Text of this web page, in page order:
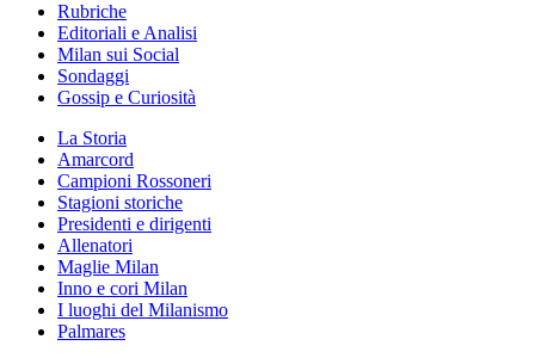
Rubriche
Editoriali e Analisi
Milan sui Social
Sondaggi
Gossip e Curiosità
La Storia
Amarcord
Campioni Rossoneri
Stagioni storiche
Presidenti e dirigenti
Allenatori
Maglie Milan
Inno e cori Milan
I luoghi del Milanismo
Palmares